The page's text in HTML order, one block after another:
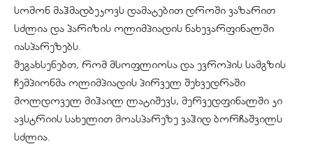
სომონ მაჰმადბეკოვს დამატებით დროში ვაზარით
სძლია და პარიზის ოლიმპიადის ნახევარფინალში
იასპარეზებს.
შეგახსენებთ, რომ მსოფლიოსა და ევროპის სამგზის
ჩემპიონმა ოლიმპიადის პირველ შეხვედრაში
მოლდოველ მიჰაილ ლატიშევს, მერვედფინალში კი
ავსტრიის სახელით მოასპარეზე ვაჰიდ ბორჩაშვილს
სძლია.